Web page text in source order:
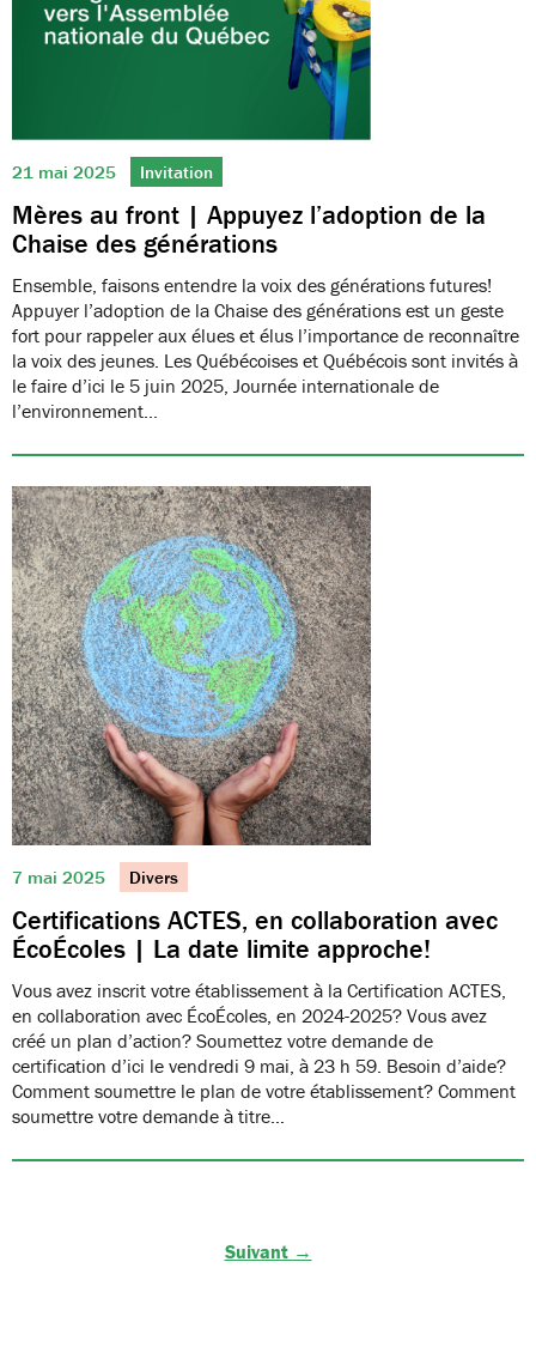
21 mai 2025 Invitation
Mères au front | Appuyez l’adoption de la
Chaise des générations
Ensemble, faisons entendre la voix des générations futures!
Appuyer l’adoption de la Chaise des générations est un geste
fort pour rappeler aux élues et élus l’importance de reconnaître
la voix des jeunes. Les Québécoises et Québécois sont invités à
le faire d’ici le 5 juin 2025, Journée internationale de
l’environnement…
7 mai 2025 Divers
Certifications ACTES, en collaboration avec
ÉcoÉcoles | La date limite approche!
Vous avez inscrit votre établissement à la Certification ACTES,
en collaboration avec ÉcoÉcoles, en 2024-2025? Vous avez
créé un plan d’action? Soumettez votre demande de
certification d’ici le vendredi 9 mai, à 23 h 59. Besoin d’aide?
Comment soumettre le plan de votre établissement? Comment
soumettre votre demande à titre…
Suivant →